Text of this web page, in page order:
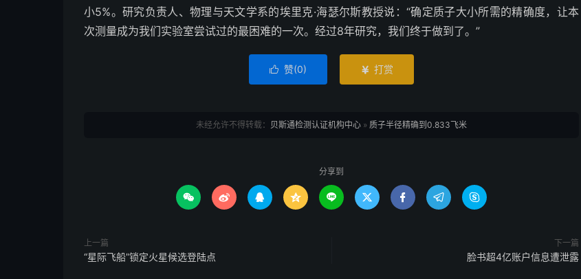
小5%。研究负责人、物理与天文学系的埃里克·海瑟尔斯教授说：“确定质子大小所需的精确度，让本
次测量成为我们实验室尝试过的最困难的一次。经过8年研究，我们终于做到了。”
 赞(0)  打赏
未经允许不得转载： 贝斯通检测认证机构中心 » 质子半径精确到0.833飞米
分享到
        
上一篇
“星际飞船”锁定火星候选登陆点
下一篇
脸书超4亿账户信息遭泄露